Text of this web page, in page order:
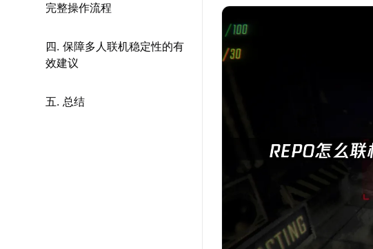
完整操作流程
四. 保障多人联机稳定性的有
效建议
五. 总结